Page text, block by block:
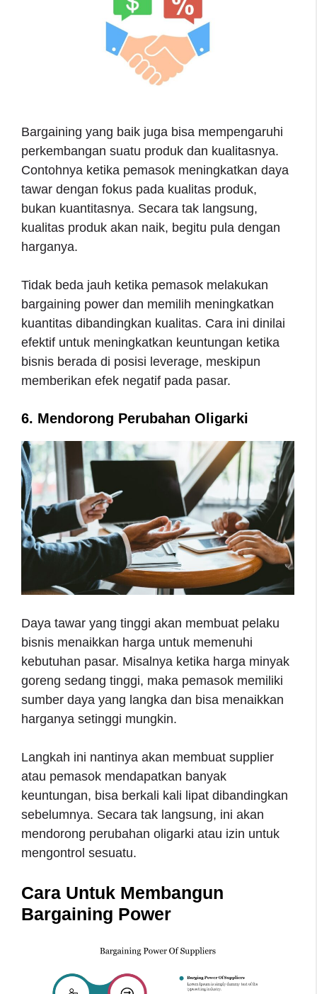
Bargaining yang baik juga bisa mempengaruhi
perkembangan suatu produk dan kualitasnya.
Contohnya ketika pemasok meningkatkan daya
tawar dengan fokus pada kualitas produk,
bukan kuantitasnya. Secara tak langsung,
kualitas produk akan naik, begitu pula dengan
harganya.
Tidak beda jauh ketika pemasok melakukan
bargaining power dan memilih meningkatkan
kuantitas dibandingkan kualitas. Cara ini dinilai
efektif untuk meningkatkan keuntungan ketika
bisnis berada di posisi leverage, meskipun
memberikan efek negatif pada pasar.
6. Mendorong Perubahan Oligarki
Daya tawar yang tinggi akan membuat pelaku
bisnis menaikkan harga untuk memenuhi
kebutuhan pasar. Misalnya ketika harga minyak
goreng sedang tinggi, maka pemasok memiliki
sumber daya yang langka dan bisa menaikkan
harganya setinggi mungkin.
Langkah ini nantinya akan membuat supplier
atau pemasok mendapatkan banyak
keuntungan, bisa berkali kali lipat dibandingkan
sebelumnya. Secara tak langsung, ini akan
mendorong perubahan oligarki atau izin untuk
mengontrol sesuatu.
Cara Untuk Membangun
Bargaining Power